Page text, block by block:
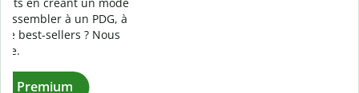
logiciel anti-plagiat. Analysez votre document en quelques
secondes et identifiez les citations manquantes dans plus